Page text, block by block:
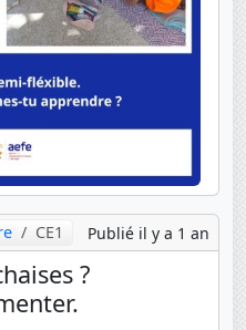
CE1 Publié il y a 1 an
?